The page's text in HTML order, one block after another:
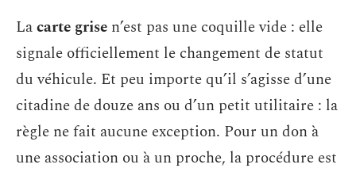
Lacarte grise n’est pas une coquille vide : elle
signale officiellement le changement de statut
du véhicule. Et peu importe qu’il s’agisse d’une
citadine de douze ans ou d’un petit utilitaire : la
règle ne fait aucune exception. Pour un don à
une association ou à un proche, la procédure est